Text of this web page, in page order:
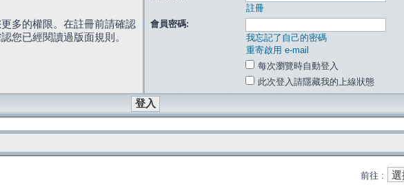
多的權限。在註冊前請確認
您已經閱讀過版面規則。
註冊
會員密碼:
我忘記了自己的密碼
重寄啟用 e-mail
每次瀏覽時自動登入
此次登入請隱藏我的上線狀態
前往 :